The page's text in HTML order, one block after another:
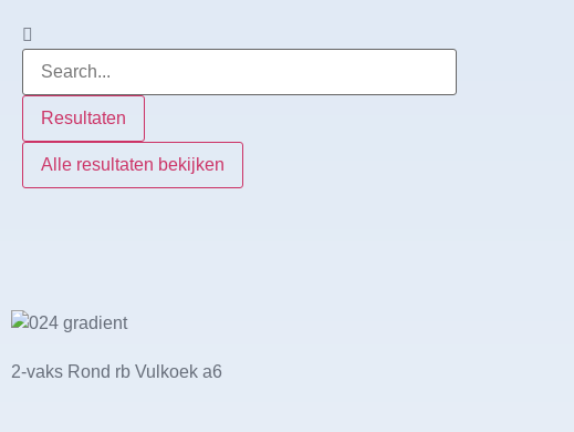
Resultaten
Alle resultaten bekijken
2-vaks Rond rb Vulkoek a6